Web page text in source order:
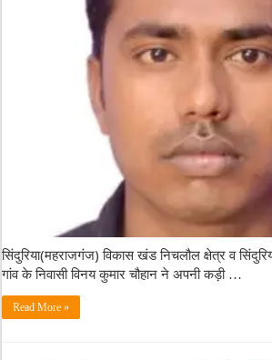
सिंदुरिया(महराजगंज) विकास खंड निचलौल क्षेत्र व
गांव के निवासी विनय कुमार चौहान ने अपनी कड़ी …
Read More »